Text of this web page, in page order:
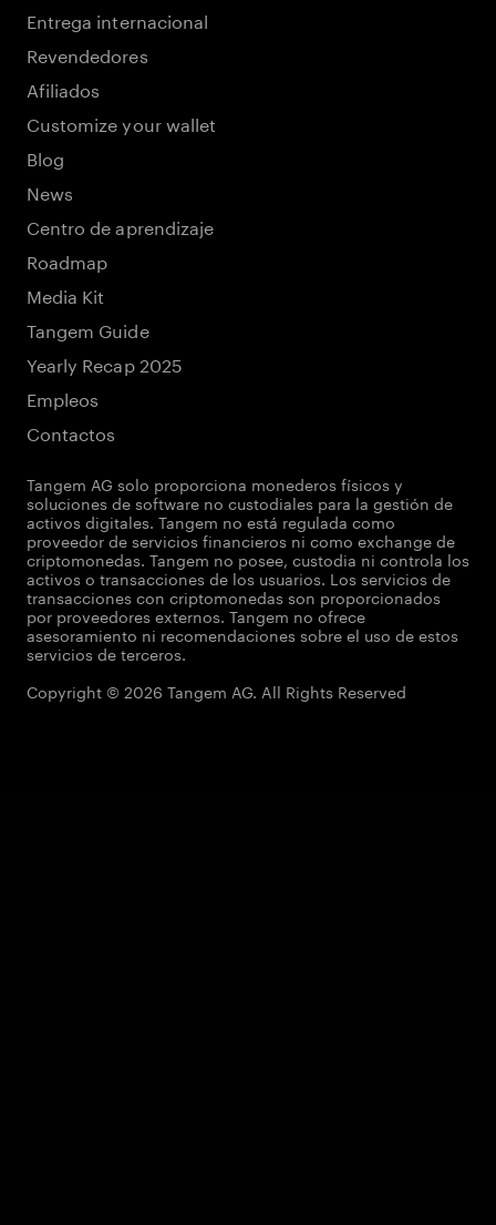
Entrega internacional
Revendedores
Afiliados
Customize your wallet
Blog
News
Centro de aprendizaje
Roadmap
Media Kit
Tangem Guide
Yearly Recap 2025
Empleos
Contactos
Tangem AG solo proporciona monederos físicos y
soluciones de software no custodiales para la gestión de
activos digitales. Tangem no está regulada como
proveedor de servicios financieros ni como exchange de
criptomonedas. Tangem no posee, custodia ni controla los
activos o transacciones de los usuarios. Los servicios de
transacciones con criptomonedas son proporcionados
por proveedores externos. Tangem no ofrece
asesoramiento ni recomendaciones sobre el uso de estos
servicios de terceros.